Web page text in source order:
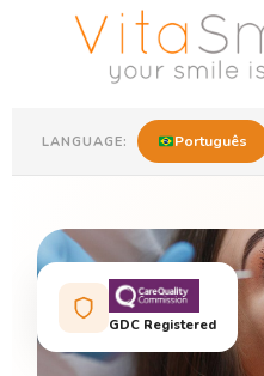
LANGUAGE: Português
GDC Registered